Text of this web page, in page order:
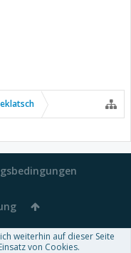
von xenDach
weiterhin auf dieser Seite
von Cookies.